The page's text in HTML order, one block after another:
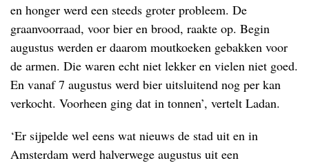
en honger werd een steeds groter probleem. De
graanvoorraad, voor bier en brood, raakte op. Begin
augustus werden er daarom moutkoeken gebakken voor
de armen. Die waren echt niet lekker en vielen niet goed.
En vanaf 7 augustus werd bier uitsluitend nog per kan
verkocht. Voorheen ging dat in tonnen’, vertelt Ladan.
‘Er sijpelde wel eens wat nieuws de stad uit en in
Amsterdam werd halverwege augustus uit een